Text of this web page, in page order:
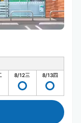
8/12三 8/13四